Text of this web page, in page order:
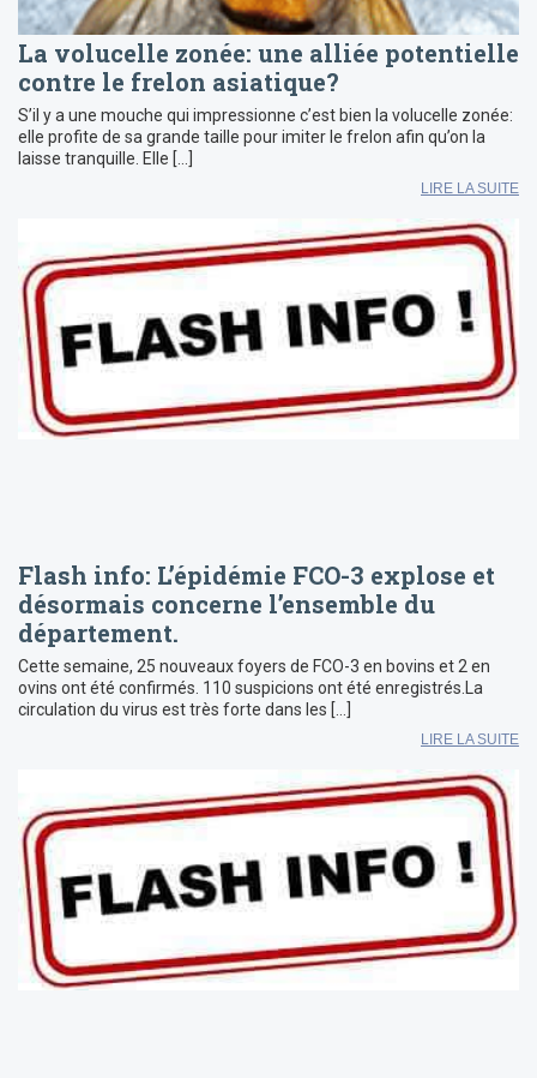
La volucelle zonée: une alliée potentielle
contre le frelon asiatique?
S’il y a une mouche qui impressionne c’est bien la volucelle zonée:
elle profite de sa grande taille pour imiter le frelon afin qu’on la
laisse tranquille. Elle […]
LIRE LA SUITE
Flash info: L’épidémie FCO-3 explose et
désormais concerne l’ensemble du
département.
Cette semaine, 25 nouveaux foyers de FCO-3 en bovins et 2 en
ovins ont été confirmés. 110 suspicions ont été enregistrés.La
circulation du virus est très forte dans les […]
LIRE LA SUITE